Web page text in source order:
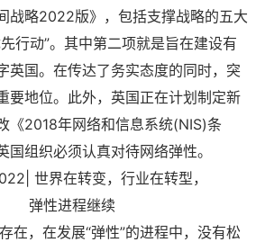
战略2022版》，包括支撑战略的五大
行动”。其中第二项就是旨在建设有
英国。在传达了务实态度的同时，突
要地位。此外，英国正在计划制定新
《2018年网络和信息系统(NIS)条
国组织必须认真对待网络弹性。
在，在发展“弹性”的进程中，没有松